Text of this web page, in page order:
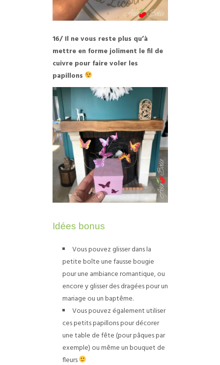
16/ Il ne vous reste plus qu’à
mettre en forme joliment le fil de
cuivre pour faire voler les
papillons
Idées bonus
Vous pouvez glisser dans la
petite boîte une fausse bougie
pour une ambiance romantique, ou
encore y glisser des dragées pour un
mariage ou un baptême.
Vous pouvez également utiliser
ces petits papillons pour décorer
une table de fête (pour pâques par
exemple) ou même un bouquet de
fleurs